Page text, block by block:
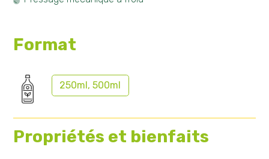
Format
250ml, 500ml
Propriétés et bienfaits